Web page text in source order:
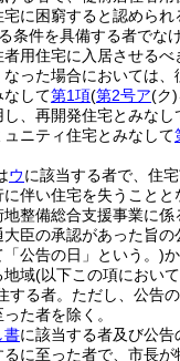
に困窮すると認められ
条件を具備する者でな
用住宅に入居させるべ
なった場合においては
なして第1項(第2号ア(ク)
、再開発住宅とみなし
ュニティ住宅とみなして
ウに該当する者で、住
伴い住宅を失うことと
地整備総合支援事業に係
臣の承認があった旨の
公告の日」という。)
地域(以下この項におい
する者。 ただし、公告
た者を除く。
書に該当する者及び公
るに至った者で、市長が